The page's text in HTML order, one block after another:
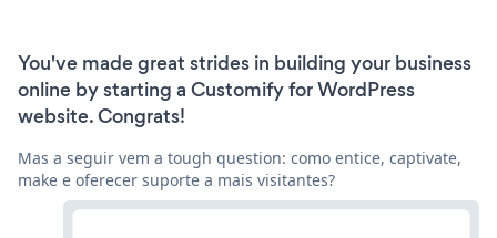
You've made great strides in building your business
online by starting a Customify for WordPress
website. Congrats!
Mas a seguir vem a tough question: como entice, captivate,
make e oferecer suporte a mais visitantes?